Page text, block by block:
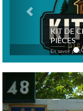
KIT DE
PIÈCES
En savoir plus
Previous